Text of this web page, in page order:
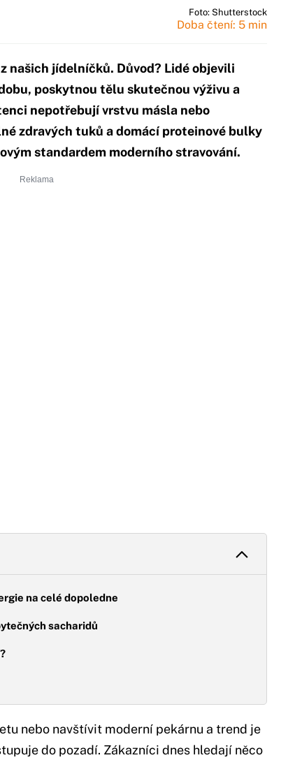
Foto: Shutterstock
Doba čtení: 5 min
našich jídelníčků. Důvod? Lidé objevili
poskytnou tělu skutečnou výživu a
nepotřebují vrstvu másla nebo
zdravých tuků a domácí proteinové bulky
standardem moderního stravování.
na celé dopoledne
sacharidů
nebo navštívit moderní pekárnu a trend je
do pozadí. Zákazníci dnes hledají něco